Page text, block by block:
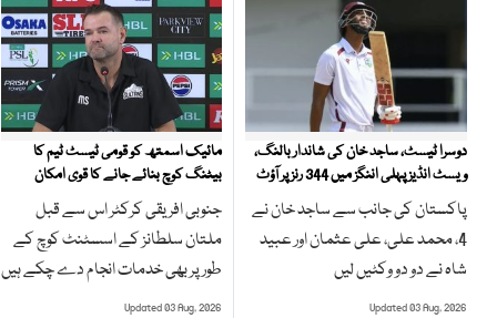
دوسرا ٹیسٹ، ساجد خان کی شاندار بالنگ،
ویسٹ انڈیز پہلی اننگز میں 344 رنز پر آؤٹ
پاکستان کی جانب سے ساجد خان نے
4، محمد علی، علی عثمان اور عبید
شاہ نے دو دو وکٹیں لیں
Updated 03 Aug, 2026
مائیک اسمتھ کو قومی ٹیسٹ ٹیم کا
بیٹنگ کوچ بنائے جانے کا قوی امکان
جنوبی افریقی کرکٹر اس سے قبل
ملتان سلطانز کے اسسٹنٹ کوچ کے
طور پر بھی خدمات انجام دے چکے ہیں
Updated 03 Aug, 2026